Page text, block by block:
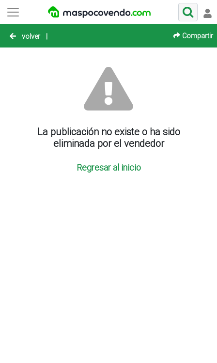
volver | Compartir
La publicación no existe o ha sido
eliminada por el vendedor
Regresar al inicio